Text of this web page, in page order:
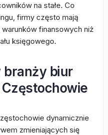
na stałe. Co
firmy często mają
finansowych niż
księgowego.
branży biur
dynamicznie
zmieniających się